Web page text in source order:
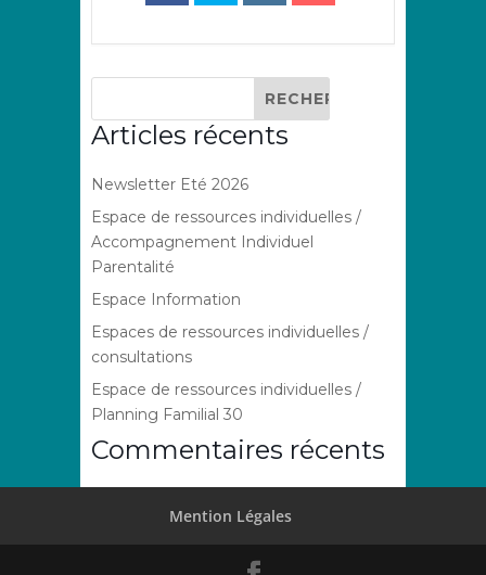
Articles récents
Newsletter Eté 2026
Espace de ressources individuelles /
Accompagnement Individuel
Parentalité
Espace Information
Espaces de ressources individuelles /
consultations
Espace de ressources individuelles /
Planning Familial 30
Commentaires récents
Mention Légales